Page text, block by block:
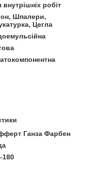
внутрішніх робіт
Шпалери,
Цегла
Ганза Фарбен
180